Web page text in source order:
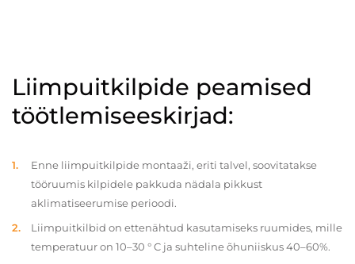
Liimpuitkilpide peamised
töötlemiseeskirjad:
Enne liimpuitkilpide montaaži, eriti talvel, soovitatakse
tööruumis kilpidele pakkuda nädala pikkust
aklimatiseerumise perioodi.
Liimpuitkilbid on ettenähtud kasutamiseks ruumides, mille
temperatuur on 10–30 ° C ja suhteline õhuniiskus 40–60%.